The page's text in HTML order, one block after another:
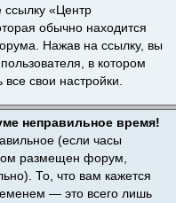
ссылку «Центр
обычно находится
Нажав на ссылку, вы
в котором
свои настройки.
неправильное время!
(если часы
размещен форум,
То, что вам кажется
— это всего лишь